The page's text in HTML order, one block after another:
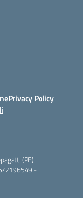
Privacy Policy
(PE)
2196549 -